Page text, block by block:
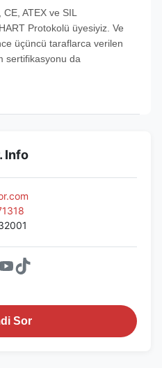
ATEX ve SIL
Protokolü üyesiyiz. Ve
üçüncü taraflarca verilen
sertifikasyonu da
Info
Sor